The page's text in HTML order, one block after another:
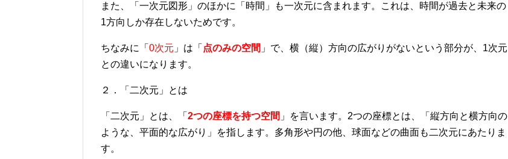
また、「一次元図形」のほかに「時間」も一次元に含まれます。これは、時間が過去と未来の
1方向しか存在しないためです。
ちなみに「 0次元 」は「 点のみの空間 」で、横（縦）方向の広がりがないという部分が、1次元
との違いになります。
２．「二次元」とは
「二次元」とは、「 2つの座標を持つ空間 」を言います。2つの座標とは、「縦方向と横方向の
ような、平面的な広がり」を指します。多角形や円の他、球面などの曲面も二次元にあたりま
す。